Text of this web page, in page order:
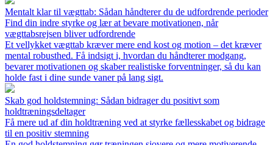
Mentalt klar til vægttab: Sådan håndterer du de udfordrende perioder
Find din indre styrke og lær at bevare motivationen, når
vægttabsrejsen bliver udfordrende
Et vellykket vægttab kræver mere end kost og motion – det kræver
mental robusthed. Få indsigt i, hvordan du håndterer modgang,
bevarer motivationen og skaber realistiske forventninger, så du kan
holde fast i dine sunde vaner på lang sigt.
Skab god holdstemning: Sådan bidrager du positivt som
holdtræningsdeltager
Få mere ud af din holdtræning ved at styrke fællesskabet og bidrage
til en positiv stemning